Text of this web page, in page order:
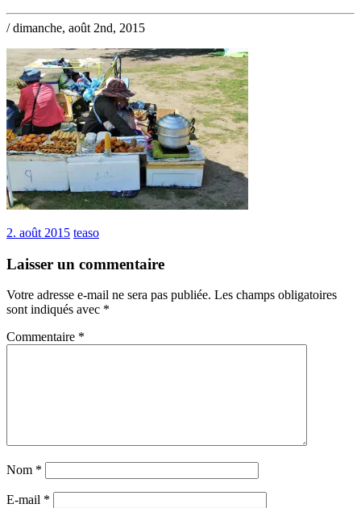
/ dimanche, août 2nd, 2015
2. août 2015 teaso
Laisser un commentaire
Votre adresse e-mail ne sera pas publiée. Les champs obligatoires
sont indiqués avec *
Commentaire *
Nom *
E-mail *